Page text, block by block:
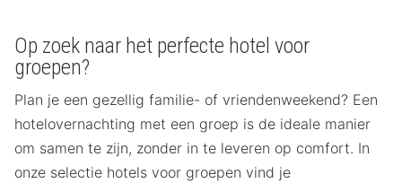
Op zoek naar het perfecte hotel voor
groepen?
Plan je een gezellig familie- of vriendenweekend? Een
hotelovernachting met een groep is de ideale manier
om samen te zijn, zonder in te leveren op comfort. In
onze selectie hotels voor groepen vind je